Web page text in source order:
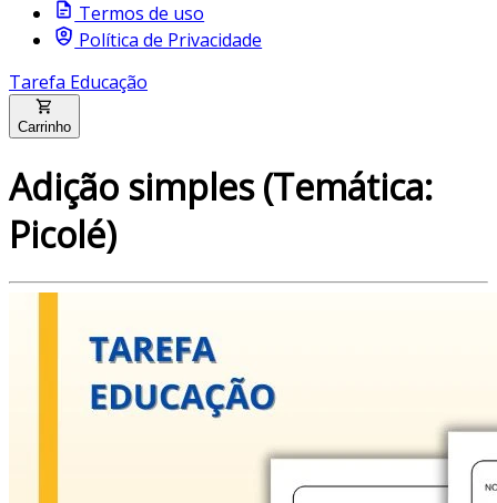
Termos de uso
Política de Privacidade
Tarefa Educação
Carrinho
Adição simples (Temática:
Picolé)